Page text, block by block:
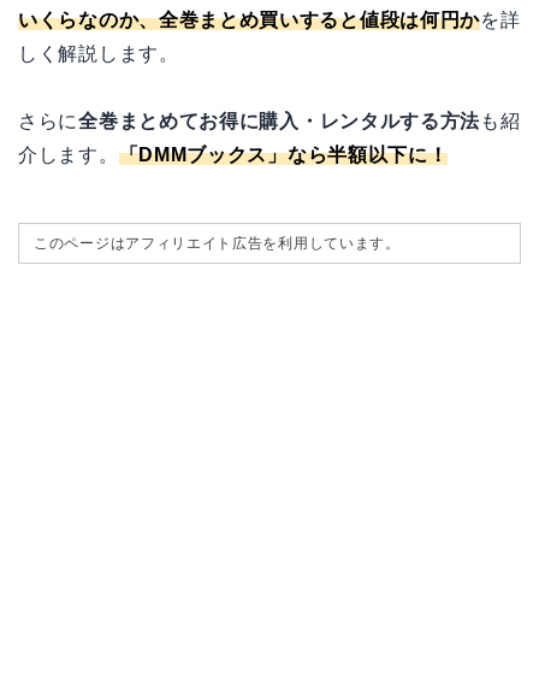
いくらなのか、全巻まとめ買いすると値段は何円かを詳
しく解説します。
さらに全巻まとめてお得に購入・レンタルする方法も紹
介します。 「DMMブックス」なら半額以下に！
このページはアフィリエイト広告を利用しています。